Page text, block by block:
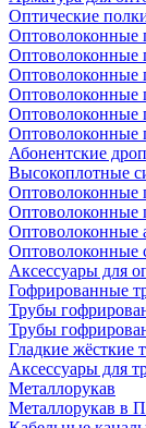
Оптические
Оптоволоконные
Оптоволоконные
Оптоволоконные
Оптоволоконные
Оптоволоконные
Оптоволоконные
Абонентские
Высокоплотные
Оптоволоконные
Оптоволоконные
Оптоволоконные
Оптоволоконные
Аксессуары для
Гофрированные
Трубы
Трубы
Гладкие жёсткие
Аксессуары для
Металлорукав
Металлорукав в